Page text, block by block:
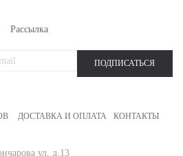
Рассылка
ПОДПИСАТЬСЯ
ДОСТАВКА И ОПЛАТА КОНТАКТЫ
ул, д.13